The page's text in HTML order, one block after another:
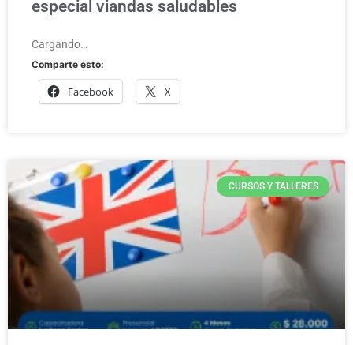
especial viandas saludables
Cargando…
Comparte esto:
Facebook X
CURSOS Y TALLERES